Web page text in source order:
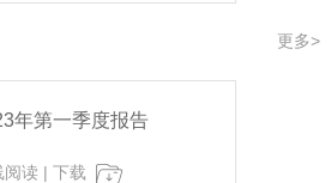
更多>
年第一季度报告
阅读 | 下载